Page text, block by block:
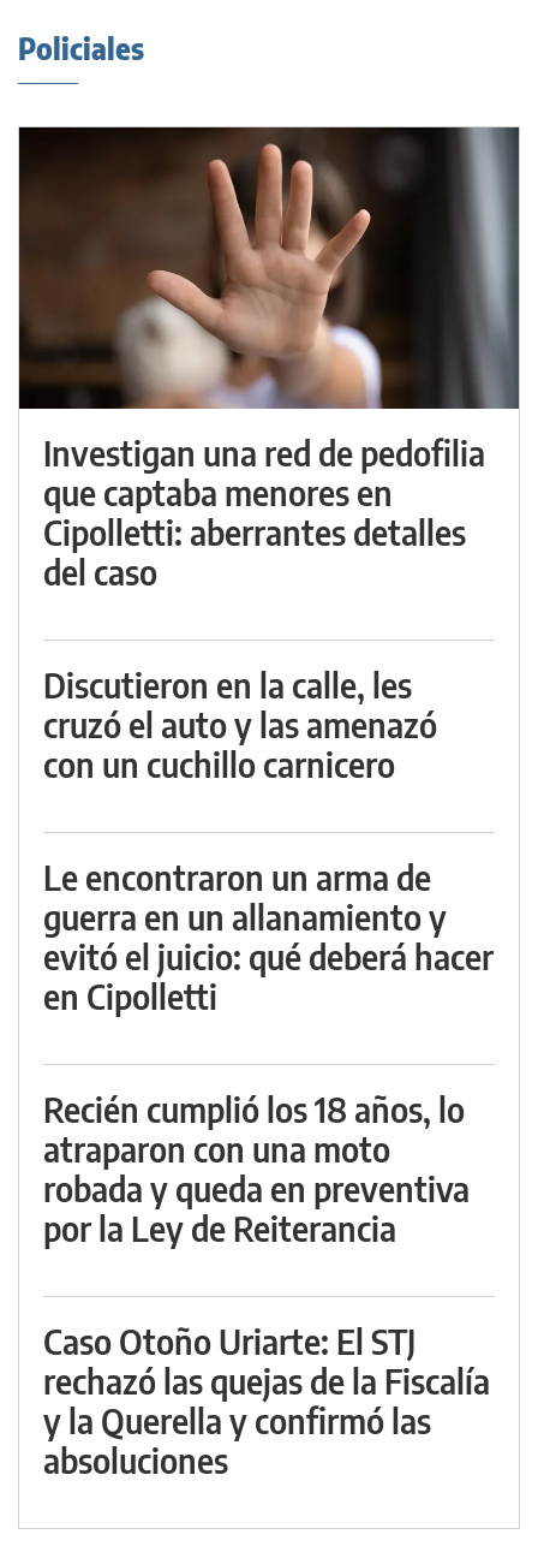
Policiales
Investigan una red de pedofilia
que captaba menores en
Cipolletti: aberrantes detalles
del caso
Discutieron en la calle, les
cruzó el auto y las amenazó
con un cuchillo carnicero
Le encontraron un arma de
guerra en un allanamiento y
evitó el juicio: qué deberá hacer
en Cipolletti
Recién cumplió los 18 años, lo
atraparon con una moto
robada y queda en preventiva
por la Ley de Reiterancia
Caso Otoño Uriarte: El STJ
rechazó las quejas de la Fiscalía
y la Querella y confirmó las
absoluciones